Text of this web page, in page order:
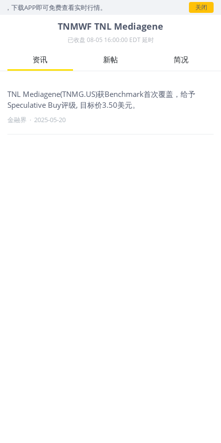
下载APP即可免费查看实时行情。 关闭
TNMWF TNL Mediagene
已收盘 08-05 16:00:00 EDT 延时
资讯 新帖 简况
TNL Mediagene(TNMG.US)获Benchmark首次覆盖，给予
Speculative Buy评级, 目标价3.50美元。
金融界 · 2025-05-20